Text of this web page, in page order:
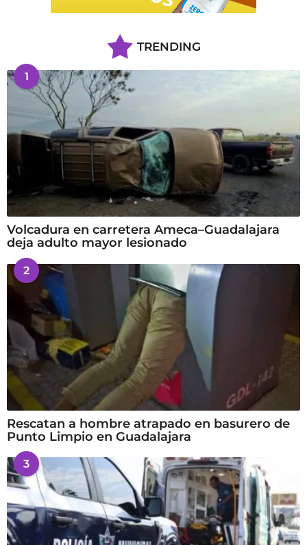
TRENDING
1
Volcadura en carretera Ameca–Guadalajara
deja adulto mayor lesionado
2
Rescatan a hombre atrapado en basurero de
Punto Limpio en Guadalajara
3